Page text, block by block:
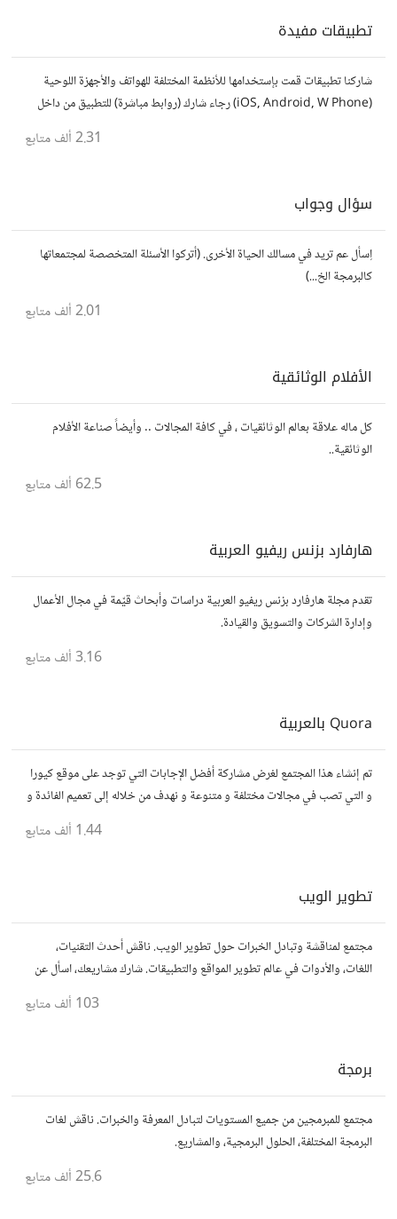
تطبيقات مفيدة
شاركنا تطبيقات قمت بإستخدامها للأنظمة المختلفة للهواتف والأجهزة اللوحية
(iOS, Android, W Phone) رجاء شارك (روابط مباشرة) للتطبيق من داخل
المتجر..إلا في حالة وجود عدة تطبيقات أو شرح مطول شاركها كموضوع
2.31 ألف متابع
سؤال وجواب
اِسأل عم تريد في مسالك الحياة الأخرى. (أتركوا الأسئلة المتخصصة لمجتمعاتها
كالبرمجة الخ...)
2.01 ألف متابع
الأفلام الوثائقية
كل ماله علاقة بعالم الوثائقيات ، في كافة المجالات .. وأيضاً صناعة الأفلام
الوثائقية..
62.5 ألف متابع
هارفارد بزنس ريفيو العربية
تقدم مجلة هارفارد بزنس ريفيو العربية دراسات وأبحاث قيّمة في مجال الأعمال
وإدارة الشركات والتسويق والقيادة.
3.16 ألف متابع
Quora بالعربية
تم إنشاء هذا المجتمع لغرض مشاركة أفضل الإجابات التي توجد على موقع كيورا
و التي تصب في مجالات مختلفة و متنوعة و نهدف من خلاله إلى تعميم الفائدة و
1.44 ألف متابع
تطوير الويب
مجتمع لمناقشة وتبادل الخبرات حول تطوير الويب. ناقش أحدث التقنيات،
اللغات، والأدوات في عالم تطوير المواقع والتطبيقات. شارك مشاريعك، اسأل عن
103 ألف متابع
برمجة
مجتمع للمبرمجين من جميع المستويات لتبادل المعرفة والخبرات. ناقش لغات
البرمجة المختلفة، الحلول البرمجية، والمشاريع.
25.6 ألف متابع